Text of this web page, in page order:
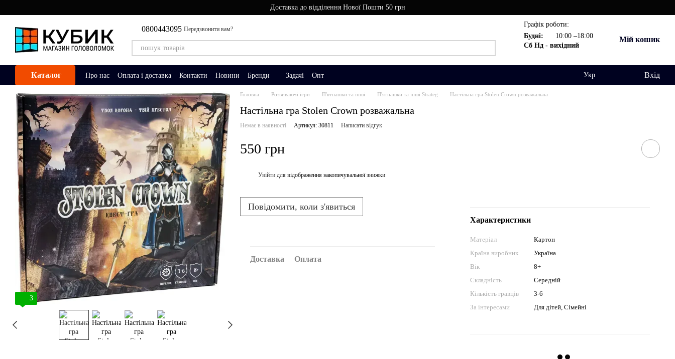
Доставка до відділення Нової Пошти 50 грн
0800443095 Передзвонити вам?
Графік роботи:
Будні:
10:00 –18:00
Сб Нд - вихідний
Мій кошик
Каталог Про нас Оплата і доставка Контакти Новини Бренди Задачі Опт Укр Вхід
3
Головна Розвиваючі ігри П'ятнашки та інші П'ятнашки та інші Strateg Настільна гра Stolen Crown розважальна
Настільна гра Stolen Crown розважальна
Немає в наявності Артикул: 30811 Написати відгук
550 грн
Увійти для відображення накопичувальної знижки
Повідомити, коли з'явиться
Доставка Оплата
Характеристики
Матеріал
Картон
Країна виробник
Україна
Вік
8+
Складність
Середній
Кількість гравців
3-6
За інтересами
Для дітей, Сімейні